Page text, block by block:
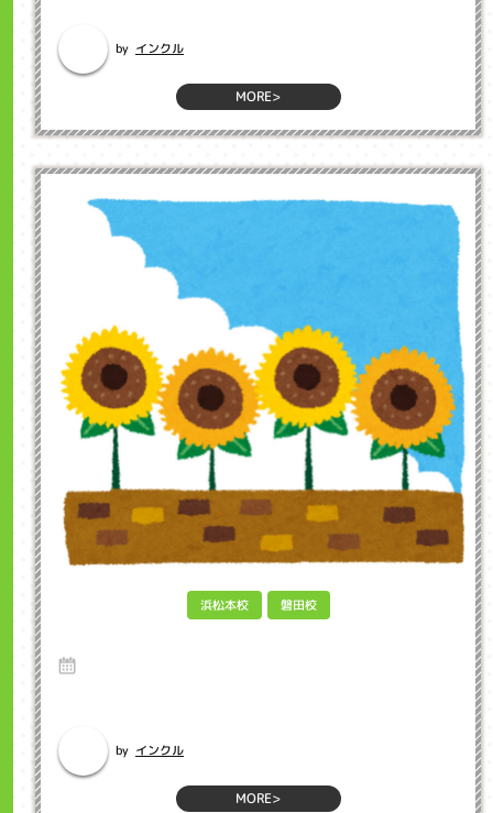
by インクル
MORE>
浜松本校 磐田校
by インクル
MORE>